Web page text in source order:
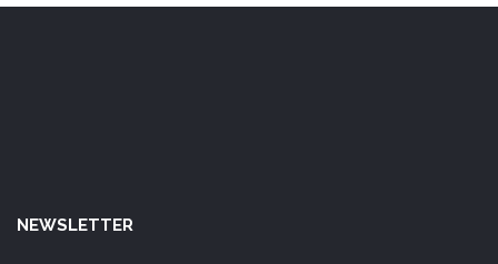
NEWSLETTER